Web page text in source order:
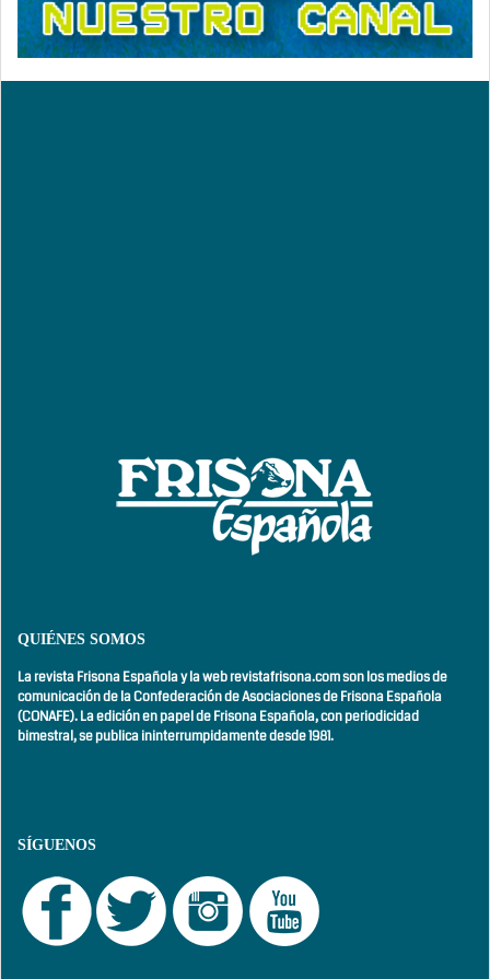
QUIÉNES SOMOS
La revista Frisona Española y la web revistafrisona.com son los medios de
comunicación de la Confederación de Asociaciones de Frisona Española
(CONAFE). La edición en papel de Frisona Española, conperiodicidad
bimestral,se publica ininterrumpidamente desde 1981.
SÍGUENOS